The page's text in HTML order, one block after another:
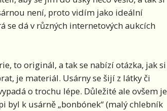
není, proto vidím jako ideální
dá v různých internetových aukcích
to originál, a tak se nabízí otázka, jak si
je materiál. Usárny se šijí z látky či
o trochu lépe. Důležité ale ovšem je
byl k usárně „bonbónek“ (malý chlebník